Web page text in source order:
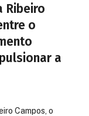
Ribeiro
o
a
Campos, o